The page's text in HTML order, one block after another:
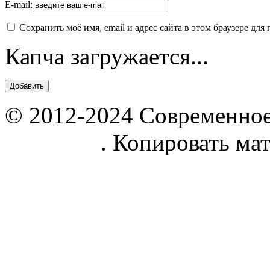
E-mail:
Сохранить моё имя, email и адрес сайта в этом браузере
Капча загружается...
© 2012-2024
. Копировать